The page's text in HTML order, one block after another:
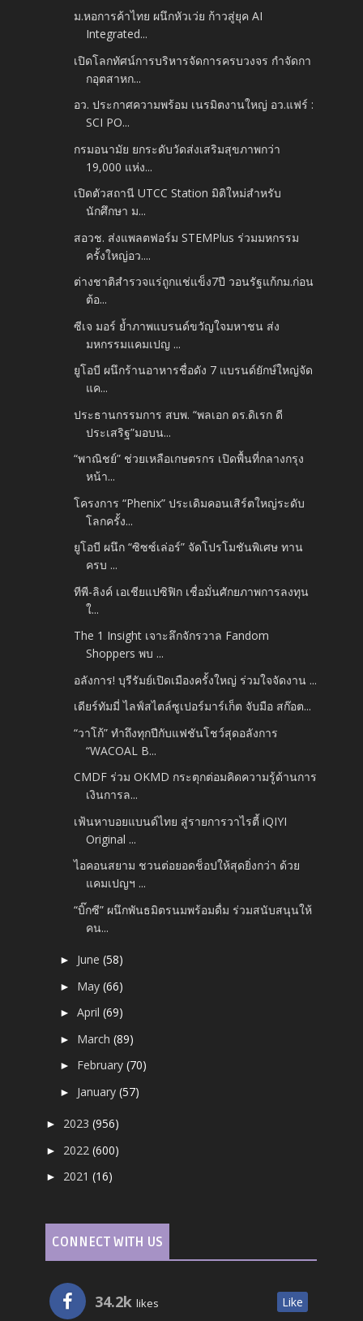
ม.หอการค้าไทย ผนึกหัวเว่ย ก้าวสู่ยุค AI
Integrated...
เปิดโลกทัศน์การบริหารจัดการครบวงจร กำจัดกา
กอุตสาหก...
อว. ประกาศความพร้อม เนรมิตงานใหญ่ อว.แฟร์ :
SCI PO...
กรมอนามัย ยกระดับวัดส่งเสริมสุขภาพกว่า
19,000 แห่ง...
เปิดตัวสถานี UTCC Station มิติใหม่สำหรับ
นักศึกษา ม...
สอวช. ส่งแพลตฟอร์ม STEMPlus ร่วมมหกรรม
ครั้งใหญ่อว....
ต่างชาติสำรวจแร่ถูกแช่แข็ง7ปี วอนรัฐแก้กม.ก่อน
ต้อ...
ซีเจ มอร์ ย้ำภาพแบรนด์ขวัญใจมหาชน ส่ง
มหกรรมแคมเปญ ...
ยูโอบี ผนึกร้านอาหารชื่อดัง 7 แบรนด์ยักษ์ใหญ่จัด
แค...
ประธานกรรมการ สบพ. “พลเอก ดร.ดิเรก ดี
ประเสริฐ”มอบน...
“พาณิชย์” ช่วยเหลือเกษตรกร เปิดพื้นที่กลางกรุง
หน้า...
โครงการ “Phenix” ประเดิมคอนเสิร์ตใหญ่ระดับ
โลกครั้ง...
ยูโอบี ผนึก “ซิซซ์เล่อร์” จัดโปรโมชันพิเศษ ทาน
ครบ ...
ทีพี-ลิงค์ เอเชียแปซิฟิก เชื่อมั่นศักยภาพการลงทุน
ใ...
The 1 Insight เจาะลึกจักรวาล Fandom
Shoppers พบ ...
อลังการ! บุรีรัมย์เปิดเมืองครั้งใหญ่ ร่วมใจจัดงาน ...
เดียร์ทัมมี่ ไลฟ์สไตล์ซูเปอร์มาร์เก็ต จับมือ สก๊อต...
“วาโก้” ทำถึงทุกปีกับแฟชันโชว์สุดอลังการ
“WACOAL B...
CMDF ร่วม OKMD กระตุกต่อมคิดความรู้ด้านการ
เงินการล...
เฟ้นหาบอยแบนด์ไทย สู่รายการวาไรตี้ iQIYI
Original ...
ไอคอนสยาม ชวนต่อยอดช็อปให้สุดยิ่งกว่า ด้วย
แคมเปญฯ ...
“บิ๊กซี” ผนึกพันธมิตรนมพร้อมดื่ม ร่วมสนับสนุนให้
คน...
► June(58)
► May(66)
►April(69)
► March(89)
► February(70)
► January(57)
► 2023(956)
► 2022(600)
► 2021(16)
CONNECT WITH US
34.2k likes Like